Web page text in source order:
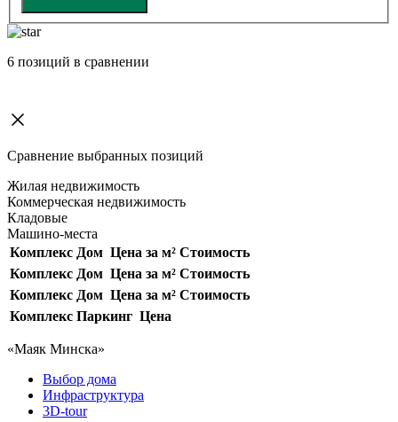
6 позиций в сравнении
Сравнение выбранных позиций
Жилая недвижимость
Коммерческая недвижимость
Кладовые
Машино-места
Комплекс Дом Цена за м² Стоимость
Комплекс Дом Цена за м² Стоимость
Комплекс Дом Цена за м² Стоимость
Комплекс Паркинг Цена
«Маяк Минска»
Выбор дома
Инфраструктура
3D-tour